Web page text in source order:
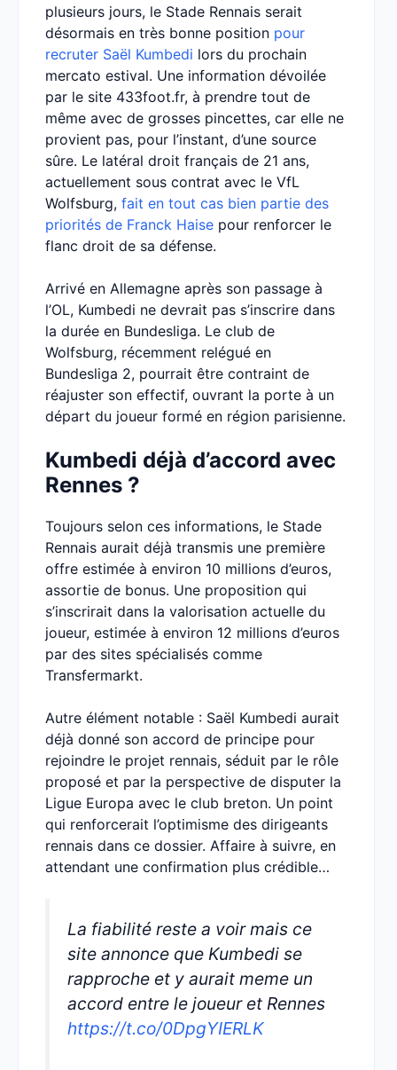
plusieurs jours, le Stade Rennais serait
désormais en très bonne position pour
recruter Saël Kumbedi lors du prochain
mercato estival. Une information dévoilée
par le site 433foot.fr, à prendre tout de
même avec de grosses pincettes, car elle ne
provient pas, pour l’instant, d’une source
sûre. Le latéral droit français de 21 ans,
actuellement sous contrat avec le VfL
Wolfsburg, fait en tout cas bien partie des
priorités de Franck Haise pour renforcer le
flanc droit de sa défense.
Arrivé en Allemagne après son passage à
l’OL, Kumbedi ne devrait pas s’inscrire dans
la durée en Bundesliga. Le club de
Wolfsburg, récemment relégué en
Bundesliga 2, pourrait être contraint de
réajuster son effectif, ouvrant la porte à un
départ du joueur formé en région parisienne.
Kumbedi déjà d’accord avec
Rennes ?
Toujours selon ces informations, le Stade
Rennais aurait déjà transmis une première
offre estimée à environ 10 millions d’euros,
assortie de bonus. Une proposition qui
s’inscrirait dans la valorisation actuelle du
joueur, estimée à environ 12 millions d’euros
par des sites spécialisés comme
Transfermarkt.
Autre élément notable : Saël Kumbedi aurait
déjà donné son accord de principe pour
rejoindre le projet rennais, séduit par le rôle
proposé et par la perspective de disputer la
Ligue Europa avec le club breton. Un point
qui renforcerait l’optimisme des dirigeants
rennais dans ce dossier. Affaire à suivre, en
attendant une confirmation plus crédible…
La fiabilité reste a voir mais ce
site annonce que Kumbedi se
rapproche et y aurait meme un
accord entre le joueur et Rennes
https://t.co/0DpgYIERLK